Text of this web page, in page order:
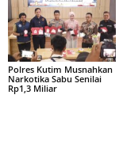
Polres Kutim Musnahkan
Narkotika Sabu Senilai
Rp1,3 Miliar